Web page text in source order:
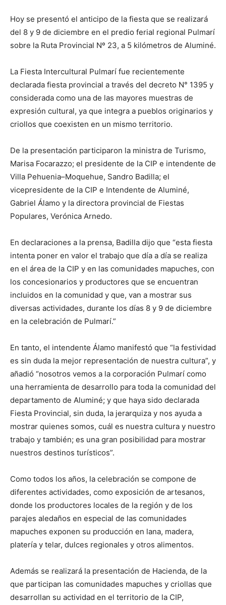
Hoy se presentó el anticipo de la fiesta que se realizará
del 8 y 9 de diciembre en el predio ferial regional Pulmarí
sobre la Ruta Provincial Nº 23, a 5 kilómetros de Aluminé.
La Fiesta Intercultural Pulmarí fue recientemente
declarada fiesta provincial a través del decreto N° 1395 y
considerada como una de las mayores muestras de
expresión cultural, ya que integra a pueblos originarios y
criollos que coexisten en un mismo territorio.
De la presentación participaron la ministra de Turismo,
Marisa Focarazzo; el presidente de la CIP e intendente de
Villa Pehuenia–Moquehue, Sandro Badilla; el
vicepresidente de la CIP e Intendente de Aluminé,
Gabriel Álamo y la directora provincial de Fiestas
Populares, Verónica Arnedo.
En declaraciones a la prensa, Badilla dijo que “esta fiesta
intenta poner en valor el trabajo que día a día se realiza
en el área de la CIP y en las comunidades mapuches, con
los concesionarios y productores que se encuentran
incluidos en la comunidad y que, van a mostrar sus
diversas actividades, durante los días 8 y 9 de diciembre
en la celebración de Pulmarí.”
En tanto, el intendente Álamo manifestó que “la festividad
es sin duda la mejor representación de nuestra cultura”, y
añadió “nosotros vemos a la corporación Pulmarí como
una herramienta de desarrollo para toda la comunidad del
departamento de Aluminé; y que haya sido declarada
Fiesta Provincial, sin duda, la jerarquiza y nos ayuda a
mostrar quienes somos, cuál es nuestra cultura y nuestro
trabajo y también; es una gran posibilidad para mostrar
nuestros destinos turísticos”.
Como todos los años, la celebración se compone de
diferentes actividades, como exposición de artesanos,
donde los productores locales de la región y de los
parajes aledaños en especial de las comunidades
mapuches exponen su producción en lana, madera,
platería y telar, dulces regionales y otros alimentos.
Además se realizará la presentación de Hacienda, de la
que participan las comunidades mapuches y criollas que
desarrollan su actividad en el territorio de la CIP,